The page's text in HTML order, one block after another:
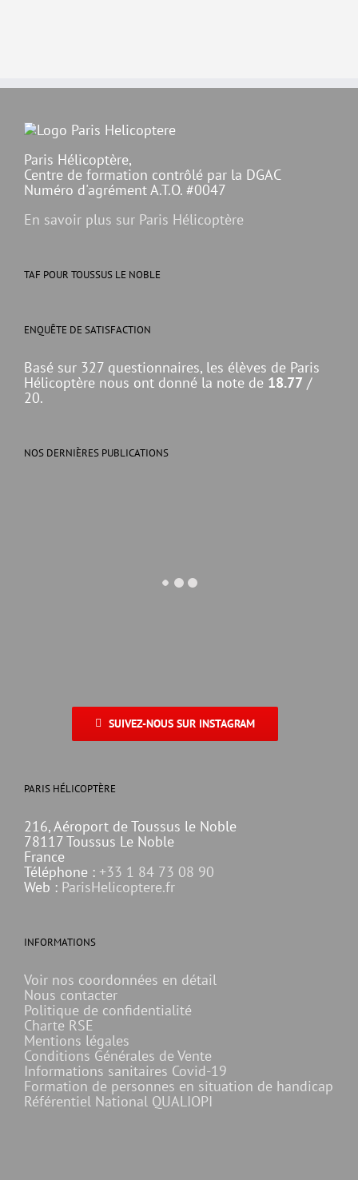
Paris Hélicoptère,
Centre de formation contrôlé par la DGAC
Numéro d'agrément A.T.O. #0047
En savoir plus sur Paris Hélicoptère
TAF POUR TOUSSUS LE NOBLE
ENQUÊTE DE SATISFACTION
Basé sur 327 questionnaires, les élèves de Paris
Hélicoptère nous ont donné la note de 18.77 /
20.
NOS DERNIÈRES PUBLICATIONS
SUIVEZ-NOUS SUR INSTAGRAM
PARIS HÉLICOPTÈRE
216, Aéroport de Toussus le Noble
78117 Toussus Le Noble
France
Téléphone : +33 1 84 73 08 90
Web : ParisHelicoptere.fr
INFORMATIONS
Voir nos coordonnées en détail
Nous contacter
Politique de confidentialité
Charte RSE
Mentions légales
Conditions Générales de Vente
Informations sanitaires Covid-19
Formation de personnes en situation de handicap
Référentiel National QUALIOPI